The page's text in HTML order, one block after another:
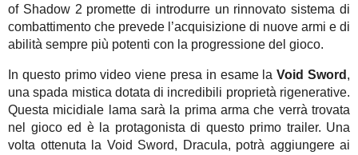
of Shadow 2 promette di introdurre un rinnovato sistema di
combattimento che prevede l’acquisizione di nuove armi e di
abilità sempre più potenti con la progressione del gioco.
In questo primo video viene presa in esame laVoid Sword ,
una spada mistica dotata di incredibili proprietà rigenerative.
Questa micidiale lama sarà la prima arma che verrà trovata
nel gioco ed è la protagonista di questo primo trailer. Una
volta ottenuta la Void Sword, Dracula, potrà aggiungere ai